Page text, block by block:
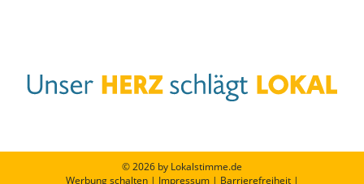
© 2026 by Lokalstimme.de
Werbung schalten| Impressum| Barrierefreiheit|